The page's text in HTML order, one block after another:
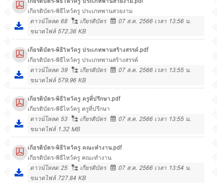
เกียรติบัตร-พิธีไหว้ครู ประเภทพานสวยงาม
ดาวน์โหลด 68 เกียรติบัตร
07 ส.ค. 2566 เวลา 13:56 น.
ขนาดไฟล์ 572.36 KB
เกียรติบัตร-พิธีไหว้ครู ประเภทพานสร้างสรรค์.pdf
เกียรติบัตร-พิธีไหว้ครู ประเภทพานสร้างสรรค์
ดาวน์โหลด 39 เกียรติบัตร
07 ส.ค. 2566 เวลา 13:55 น.
ขนาดไฟล์ 579.96 KB
เกียรติบัตร-พิธีไหว้ครู ครูที่ปรึกษา.pdf
เกียรติบัตร-พิธีไหว้ครู ครูที่ปรึกษา
ดาวน์โหลด 53 เกียรติบัตร
07 ส.ค. 2566 เวลา 13:55 น.
ขนาดไฟล์ 1.32 MB
เกียรติบัตร-พิธีไหว้ครู คณะทำงาน.pdf
เกียรติบัตร-พิธีไหว้ครู คณะทำงาน
ดาวน์โหลด25 เกียรติบัตร
07 ส.ค. 2566 เวลา 13:54 น.
ขนาดไฟล์ 727.84 KB